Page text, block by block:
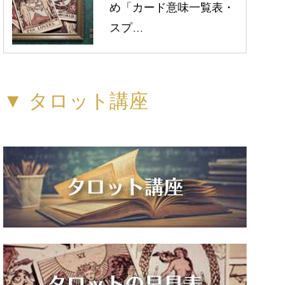
め「カード意味一覧表・
スプ…
▼ タロット講座